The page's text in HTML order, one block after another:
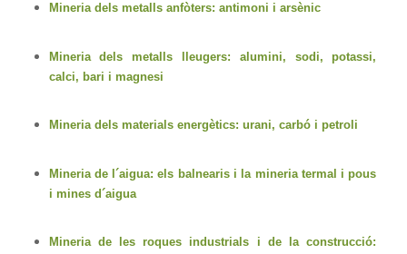
Mineria dels metalls anfòters: antimoni i arsènic
Mineria dels metalls lleugers: alumini, sodi, potassi,
calci, bari i magnesi
Mineria dels materials energètics: urani, carbó i petroli
Mineria de l´aigua: els balnearis i la mineria termal i pous
i mines d´aigua
Mineria de les roques industrials i de la construcció: